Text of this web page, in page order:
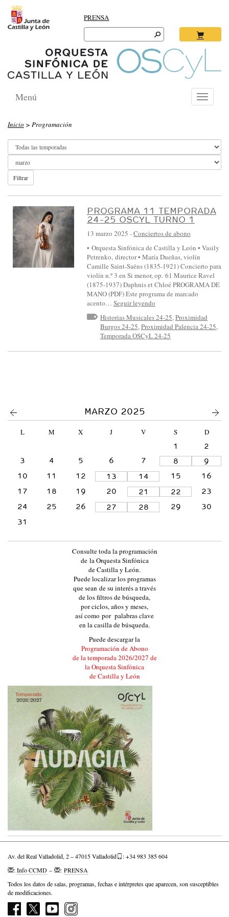
PRENSA
Search
for:
Toggle
Menú
O
R
Q
U
E
S
T
A
S
N
A
S
Ó
Inicio > Programación
Filtrar
PROGRAMA 11 TEMPORADA
24-25 OSCYL TURNO 1
13 marzo 2025 -Conciertos de abono
• Orquesta Sinfónica de Castilla y León • Vasily
Petrenko, director • María Dueñas, violín
Camille Saint-Saëns (1835-1921) Concierto para
violín n.º 3 en Si menor, op. 61 Maurice Ravel
(1875-1937) Daphnis et Chloé PROGRAMA DE
MANO (PDF) Este programa de marcado
acento… Seguir leyendo
Historias Musicales 24-25,Proximidad
Burgos 24-25,Proximidad Palencia 24-25,
Temporada OSCyL 24-25
MARZO 2025
L M X J V S
D
1
2
3
4 5 6 7 8
9
10
11 12 13 14 15
16
17
18 19 20 21 22
23
24
25 26 27 28 29
30
31
Consulte toda la programación
de la Orquesta Sinfónica
de Castilla y León.
Puede localizar los programas
que sean de su interés a través
de los filtros de búsqueda,
por ciclos, años y meses,
así como por palabras clave
en la casilla de búsqueda.
Puede descargar la
Programación de Abono
de la temporada 2026/2027 de
la Orquesta Sinfónica
de Castilla y León
Av. del Real Valladolid, 2 – 47015 Valladolid
: +34 983 385 604
:Info CCMD – : PRENSA
Todos los datos de salas, programas, fechas e intérpretes que aparecen, son susceptibles
de modificaciones.